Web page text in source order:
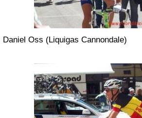
Daniel Oss (Liquigas Cannondale)